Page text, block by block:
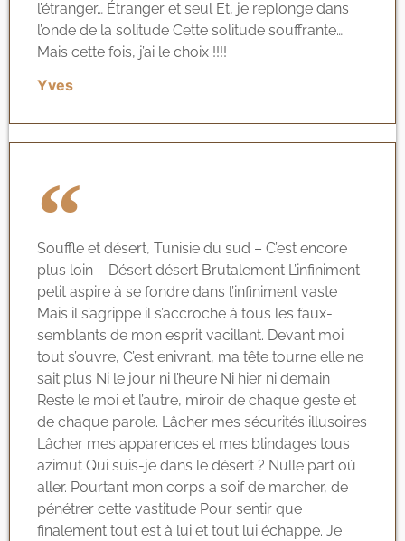
l’étranger… Étranger et seul Et, je replonge dans
l’onde de la solitude Cette solitude souffrante…
Mais cette fois, j’ai le choix !!!!
Yves
Souffle et désert, Tunisie du sud – C’est encore
plus loin – Désert désert Brutalement L’infiniment
petit aspire à se fondre dans l’infiniment vaste
Mais il s’agrippe il s’accroche à tous les faux-
semblants de mon esprit vacillant. Devant moi
tout s’ouvre, C’est enivrant, ma tête tourne elle ne
sait plus Ni le jour ni l’heure Ni hier ni demain
Reste le moi et l’autre, miroir de chaque geste et
de chaque parole. Lâcher mes sécurités illusoires
Lâcher mes apparences et mes blindages tous
azimut Qui suis-je dans le désert ? Nulle part où
aller. Pourtant mon corps a soif de marcher, de
pénétrer cette vastitude Pour sentir que
finalement tout est à lui et tout lui échappe. Je